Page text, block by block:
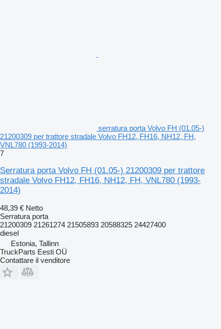
serratura porta Volvo FH (01.05-)
21200309 per trattore stradale Volvo FH12, FH16, NH12, FH,
VNL780 (1993-2014)
7
Serratura porta Volvo FH (01.05-) 21200309 per trattore
stradale Volvo FH12, FH16, NH12, FH, VNL780 (1993-
2014)
48,39 € Netto
Serratura porta
21200309 21261274 21505893 20588325 24427400
diesel
Estonia, Tallinn
TruckParts Eesti OÜ
Contattare il venditore